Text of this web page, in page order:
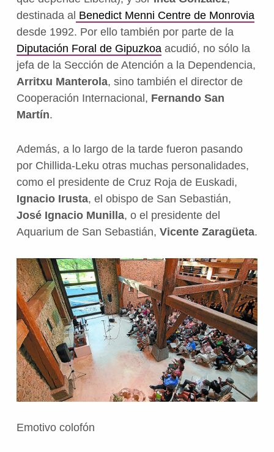
destinada al Benedict Menni Centre de Monrovia
desde 1992. Por ello también por parte de la
Diputación Foral de Gipuzkoaacudió, no sólo la
jefa de la Sección de Atención a la Dependencia,
Arritxu Manterola, sino también el director de
Cooperación Internacional, Fernando San
Martín.
Además, a lo largo de la tarde fueron pasando
por Chillida-Leku otras muchas personalidades,
como el presidente de Cruz Roja de Euskadi,
Ignacio Irusta, el obispo de San Sebastián,
José Ignacio Munilla, o el presidente del
Aquarium de San Sebastián, Vicente Zaragüeta.
Emotivo colofón